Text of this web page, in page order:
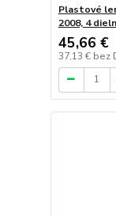
Plastové
2008, 4
45,66 €
37,13 € bez